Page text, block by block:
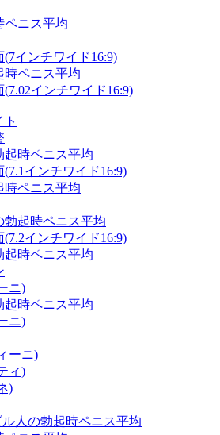
ペニス平均
インチワイド16:9)
時ペニス平均
インチワイド16:9)
起時ペニス平均
インチワイド16:9)
時ペニス平均
起時ペニス平均
インチワイド16:9)
起時ペニス平均
ニ)
起時ペニス平均
ニ)
ーニ)
ィ)
)
人の勃起時ペニス平均